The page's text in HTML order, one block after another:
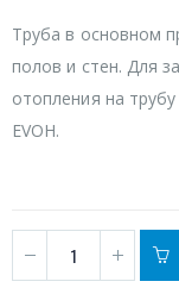
Труба в основном
полов и стен. Для
отопления на
EVOH.